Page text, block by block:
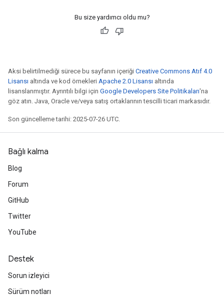
Bu size yardımcı oldu mu?
Aksi belirtilmediği sürece bu sayfanın içeriği Creative Commons Atıf 4.0
Lisansı altında ve kod örnekleri Apache 2.0 Lisansı altında
lisanslanmıştır. Ayrıntılı bilgi için Google Developers Site Politikaları'na
göz atın. Java, Oracle ve/veya satış ortaklarının tescilli ticari markasıdır.
Son güncelleme tarihi: 2025-07-26 UTC.
Bağlı kalma
Blog
Forum
GitHub
Twitter
YouTube
Destek
Sorun izleyici
Sürüm notları